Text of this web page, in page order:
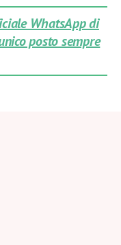
WhatsApp di
posto sempre